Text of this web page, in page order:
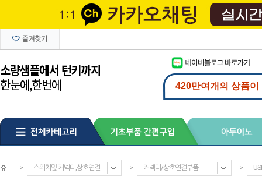
> 스위치및 커넥터,상호연결 > 커넥터/상호연결부품 >